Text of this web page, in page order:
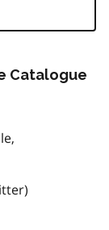
Catalogue